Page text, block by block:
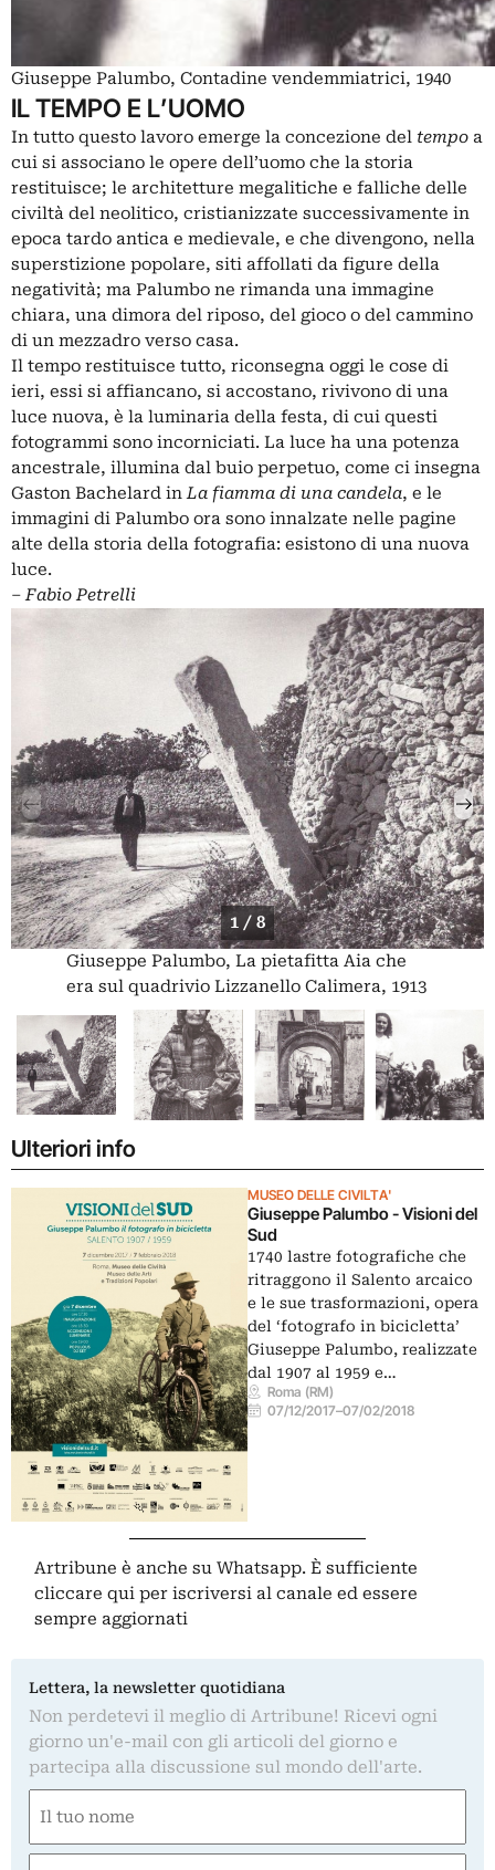
Giuseppe Palumbo, Contadine vendemmiatrici, 1940
IL TEMPO E L’UOMO
In tutto questo lavoro emerge la concezione del tempo a
cui si associano le opere dell’uomo che la storia
restituisce; le architetture megalitiche e falliche delle
civiltà del neolitico, cristianizzate successivamente in
epoca tardo antica e medievale, e che divengono, nella
superstizione popolare, siti affollati da figure della
negatività; ma Palumbo ne rimanda una immagine
chiara, una dimora del riposo, del gioco o del cammino
di un mezzadro verso casa.
Il tempo restituisce tutto, riconsegna oggi le cose di
ieri, essi si affiancano, si accostano, rivivono di una
luce nuova, è la luminaria della festa, di cui questi
fotogrammi sono incorniciati. La luce ha una potenza
ancestrale, illumina dal buio perpetuo, come ci insegna
Gaston Bachelard in La fiamma di una candela, e le
immagini di Palumbo ora sono innalzate nelle pagine
alte della storia della fotografia: esistono di una nuova
luce.
‒ Fabio Petrelli
1 / 8
Giuseppe Palumbo, La pietafitta Aia che
era sul quadrivio Lizzanello Calimera, 1913
Ulteriori info
MUSEO DELLE CIVILTA'
Giuseppe Palumbo - Visioni del
Sud
1740 lastre fotografiche che
ritraggono il Salento arcaico
e le sue trasformazioni, opera
del ‘fotografo in bicicletta’
Giuseppe Palumbo, realizzate
dal 1907 al 1959 e…
Roma (RM)
07/12/2017–07/02/2018
Artribune è anche su Whatsapp. È sufficiente
cliccare qui per iscriversi al canale ed essere
sempre aggiornati
Lettera, la newsletter quotidiana
Non perdetevi il meglio di Artribune! Ricevi ogni
giorno un'e-mail con gli articoli del giorno e
partecipa alla discussione sul mondo dell'arte.
(Obbligatorio)